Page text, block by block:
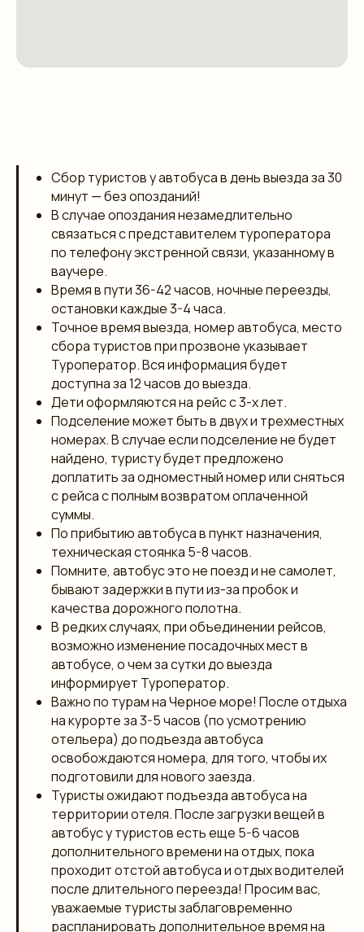
Сбор туристов у автобуса в день выезда за 30
минут — без опозданий!
В случае опоздания незамедлительно
связаться с представителем туроператора
по телефону экстренной связи, указанному в
ваучере.
Время в пути 36-42 часов, ночные переезды,
остановки каждые 3-4 часа.
Точное время выезда, номер автобуса, место
сбора туристов при прозвоне указывает
Туроператор. Вся информация будет
доступна за 12 часов до выезда.
Дети оформляются на рейс с 3-х лет.
Подселение может быть в двух и трехместных
номерах. В случае если подселение не будет
найдено, туристу будет предложено
доплатить за одноместный номер или сняться
с рейса с полным возвратом оплаченной
суммы.
По прибытию автобуса в пункт назначения,
техническая стоянка 5-8 часов.
Помните, автобус это не поезд и не самолет,
бывают задержки в пути из-за пробок и
качества дорожного полотна.
В редких случаях, при объединении рейсов,
возможно изменение посадочных мест в
автобусе, о чем за сутки до выезда
информирует Туроператор.
Важно по турам на Черное море! После отдыха
на курорте за 3-5 часов (по усмотрению
отельера) до подъезда автобуса
освобождаются номера, для того, чтобы их
подготовили для нового заезда.
Туристы ожидают подъезда автобуса на
территории отеля. После загрузки вещей в
автобус у туристов есть еще 5-6 часов
дополнительного времени на отдых, пока
проходит отстой автобуса и отдых водителей
после длительного переезда! Просим вас,
уважаемые туристы заблаговременно
распланировать дополнительное время на